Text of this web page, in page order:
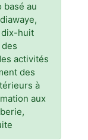
basé au
dix-huit
activités
des
à
aux